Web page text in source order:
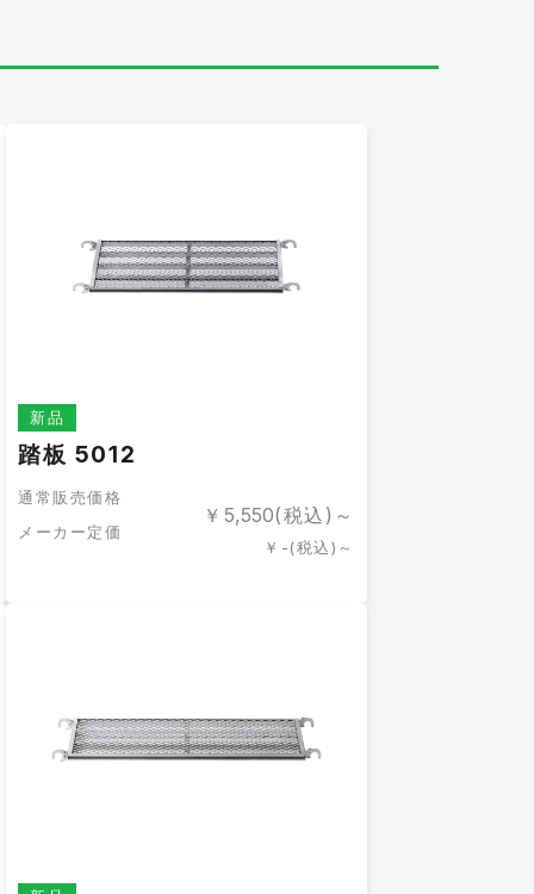
新品
踏板 5012
通常販売価格
￥ 5,550(税込)～
メーカー定価
￥ -(税込)～